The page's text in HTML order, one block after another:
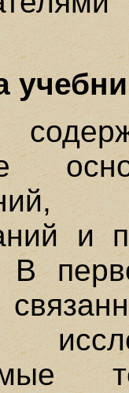
и
В